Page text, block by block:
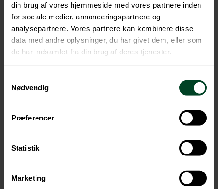
din brug af vores hjemmeside med vores partnere inden
for sociale medier, annonceringspartnere og
analysepartnere. Vores partnere kan kombinere disse
data med andre oplysninger, du har givet dem, eller som
de har indsamlet fra din brug af deres tjenester.
Nødvendig
Præferencer
Statistik
Marketing
DOWNLOAD
UK